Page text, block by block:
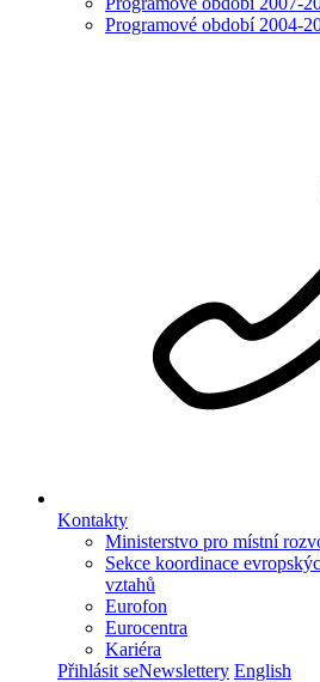
Programové období 2004-
Kontakty
Ministerstvo pro místní
Sekce koordinace
vztahů
Eurofon
Eurocentra
Kariéra
Přihlásit seNewslettery English